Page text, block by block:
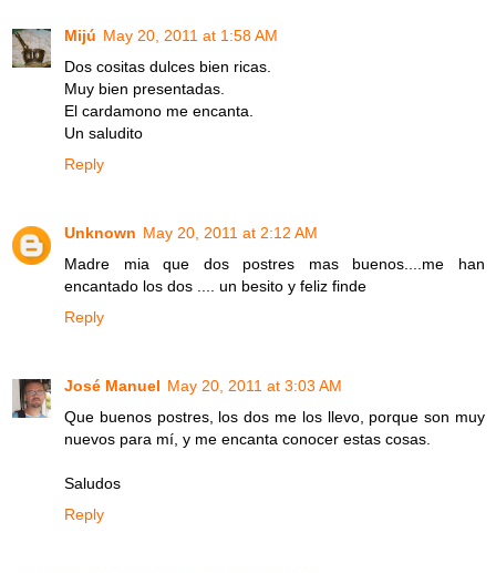
Mijú May 20, 2011 at 1:58 AM
Dos cositas dulces bien ricas.
Muy bien presentadas.
El cardamono me encanta.
Un saludito
Reply
Unknown May 20, 2011 at 2:12 AM
Madre mia que dos postres mas buenos....me han
encantado los dos .... un besito y feliz finde
Reply
José Manuel May 20, 2011 at 3:03 AM
Que buenos postres, los dos me los llevo, porque son muy
nuevos para mí, y me encanta conocer estas cosas.
Saludos
Reply